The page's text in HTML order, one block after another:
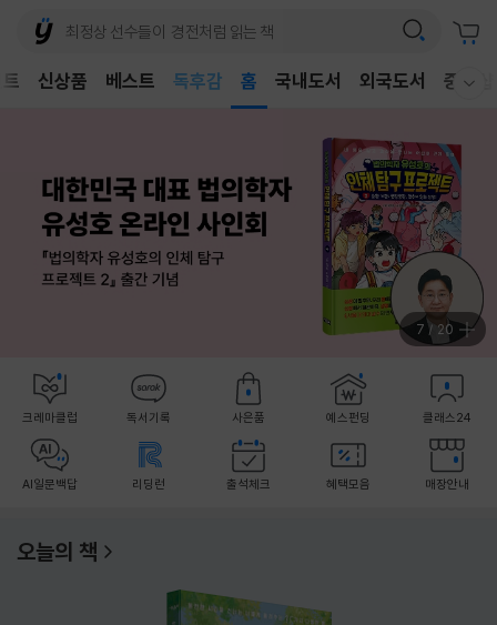
신상품 베스트
독후감
홈 국내도서 외국도서 중고샵
8 / 20
크레마클럽 독서기록 사은품 예스펀딩 클래스24
AI일문백답 리딩런 출석체크 혜택모음 매장안내
오늘의 책